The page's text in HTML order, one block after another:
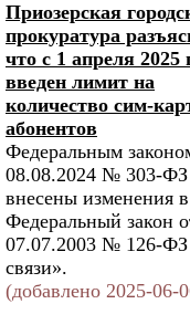
Приозерская
прокуратура
что с 1 апреля 2025
введен лимит на
количество сим-
абонентов
Федеральным
08.08.2024 № 303-ФЗ
внесены изменения в
Федеральный закон
07.07.2003 № 126-
связи».
(добавлено 2025-06-